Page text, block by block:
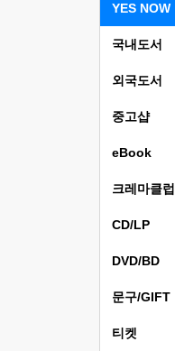
YES NOW
국내도서
외국도서
중고샵
eBook
크레마클럽
CD/LP
DVD/BD
문구/GIFT
티켓